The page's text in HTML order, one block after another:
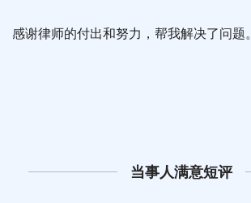
感谢律师的付出和努力，帮我解决了问题。
当事人满意短评